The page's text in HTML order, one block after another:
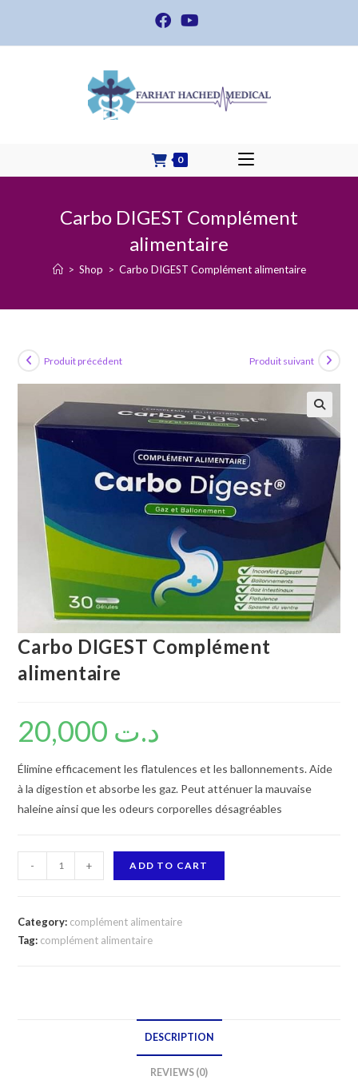
content
0
Carbo DIGEST Complément
alimentaire
> Shop > Carbo DIGEST Complément alimentaire
Produit précédent Produit suivant
🔍
Carbo DIGEST Complément
alimentaire
د.ت
Élimine efficacement les flatulences et les ballonnements. Aide
à la digestion et absorbe les gaz. Peut atténuer la mauvaise
haleine ainsi que les odeurs corporelles désagréables
DIGEST
alimentaire
quantity
- + ADD TO CART
Category: complément alimentaire
Tag: complément alimentaire
DESCRIPTION
REVIEWS (0)